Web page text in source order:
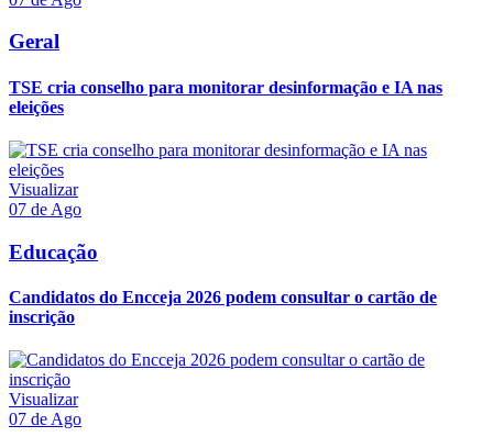
Geral
TSE cria conselho para monitorar desinformação e IA nas
eleições
Visualizar
07 de Ago
Educação
Candidatos do Encceja 2026 podem consultar o cartão de
inscrição
Visualizar
07 de Ago